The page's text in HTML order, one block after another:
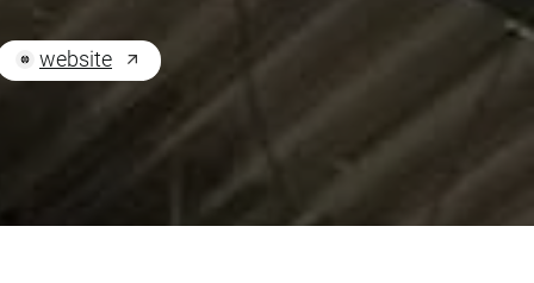
website